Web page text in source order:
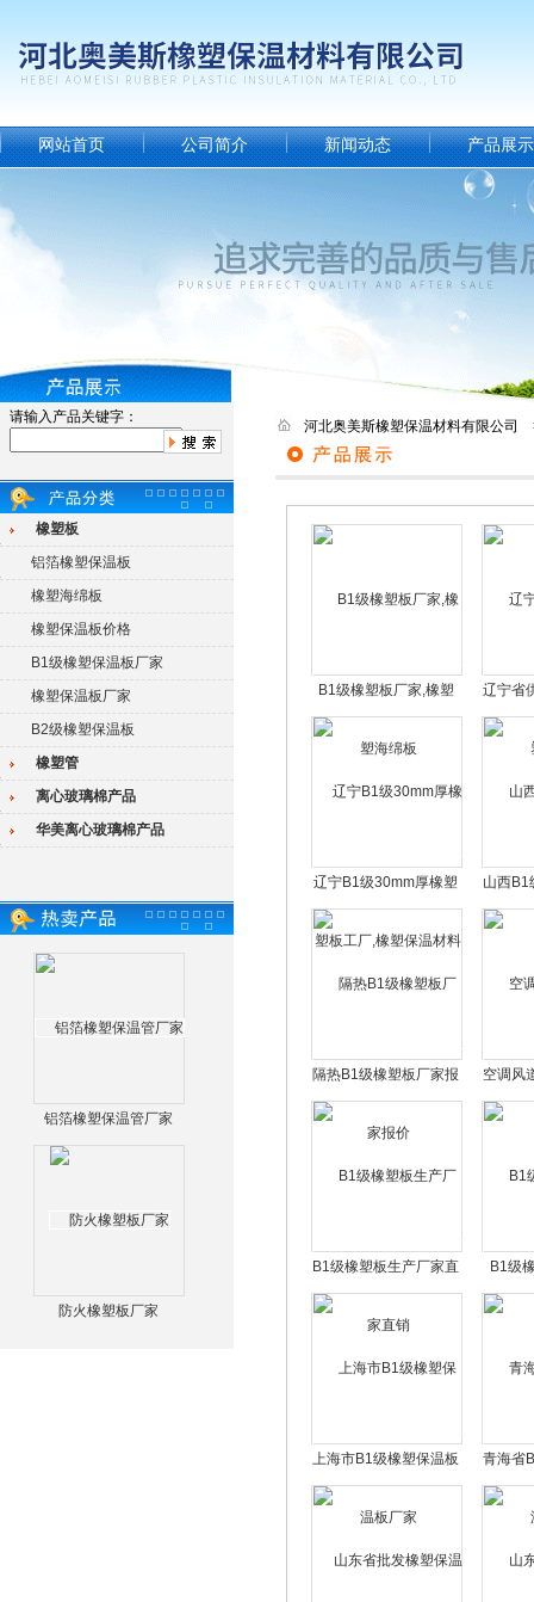
网站首页 公司简介 新闻动态 产品展示
请输入产品关键字：
橡塑板
铝箔橡塑保温板
橡塑海绵板
橡塑保温板价格
B1级橡塑保温板厂家
橡塑保温板厂家
B2级橡塑保温板
橡塑管
离心玻璃棉产品
华美离心玻璃棉产品
铝箔橡塑保温管厂家
防火橡塑板厂家
河北奥美斯橡塑保温材料有限公
B1级橡塑板厂家,橡塑
海绵板
辽宁省
辽宁B1级30mm厚橡塑
板工厂,橡塑保温材料
山西B1
隔热B1级橡塑板厂家报
价
空调风
B1级橡塑板生产厂家直
销
B1级
上海市B1级橡塑保温板
厂家
青海省